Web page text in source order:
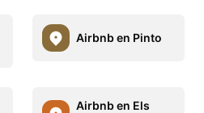
Airbnb en Pinto
Airbnb en Els